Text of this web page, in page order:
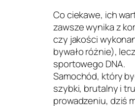
Co ciekawe, ich
zawsze wynika z
czy jakości
bywało różnie),
sportowego DNA.
Samochód, który
szybki, brutalny i
prowadzeniu, dziś